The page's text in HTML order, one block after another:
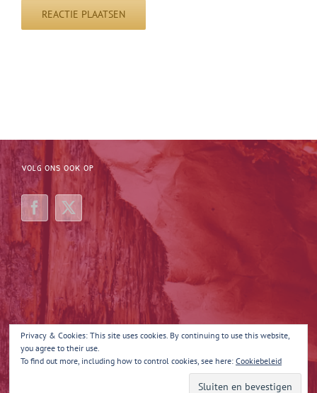
VOLG ONS OOK OP
Privacy & Cookies: This site uses cookies. By continuing to use this website,
you agree to their use.
To find out more, including how to control cookies, see here: Cookiebeleid